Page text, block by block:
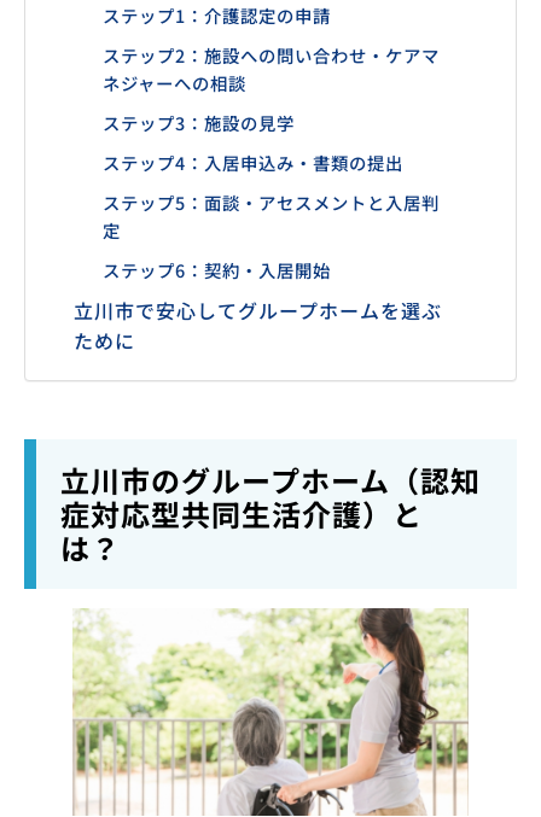
ステップ1：介護認定の申請
ステップ2：施設への問い合わせ・ケアマ
ネジャーへの相談
ステップ3：施設の見学
ステップ4：入居申込み・書類の提出
ステップ5：面談・アセスメントと入居判
定
ステップ6：契約・入居開始
立川市で安心してグループホームを選ぶ
ために
立川市のグループホーム（認知
症対応型共同生活介護）と
は？